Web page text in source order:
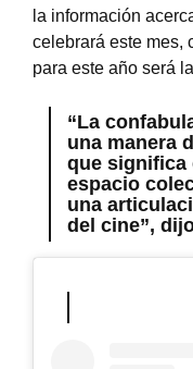
la información
celebrará este mes,
para este año será
“La
una manera
que significa
espacio
una
del cine”,